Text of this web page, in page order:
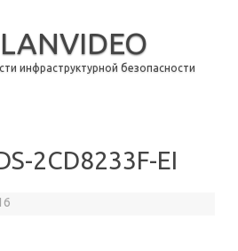
инфраструктурной безопасности
2CD8233F-EI